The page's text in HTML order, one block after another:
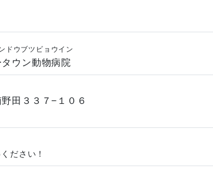
ドウブツビョウイン
ウン動物病院
田３３７−１０６
ださい！